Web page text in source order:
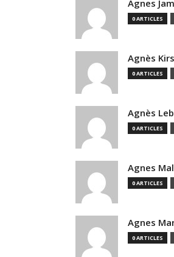
Agnes
0 ARTICLES
Agnès
0 ARTICLES
Agnès
0 ARTICLES
Agnes
0 ARTICLES
Agnes
0 ARTICLES